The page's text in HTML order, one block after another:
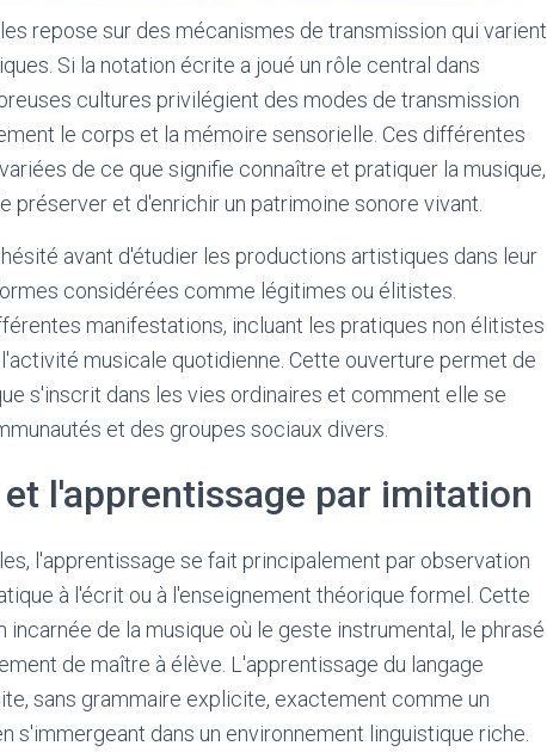
repose sur des mécanismes de transmission qui varient
Si la notation écrite a joué un rôle central dans
cultures privilégient des modes de transmission
le corps et la mémoire sensorielle. Ces différentes
de ce que signifie connaître et pratiquer la musique,
et d'enrichir un patrimoine sonore vivant.
avant d'étudier les productions artistiques dans leur
considérées comme légitimes ou élitistes.
manifestations, incluant les pratiques non élitistes
musicale quotidienne. Cette ouverture permet de
s'inscrit dans les vies ordinaires et comment elle se
et des groupes sociaux divers.
l'apprentissage par imitation
l'apprentissage se fait principalement par observation
à l'écrit ou à l'enseignement théorique formel. Cette
de la musique où le geste instrumental, le phrasé
de maître à élève. L'apprentissage du langage
sans grammaire explicite, exactement comme un
s'immergeant dans un environnement linguistique riche.